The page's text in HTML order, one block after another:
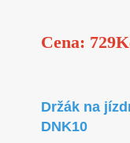
Cena:
Držák na
DNK10